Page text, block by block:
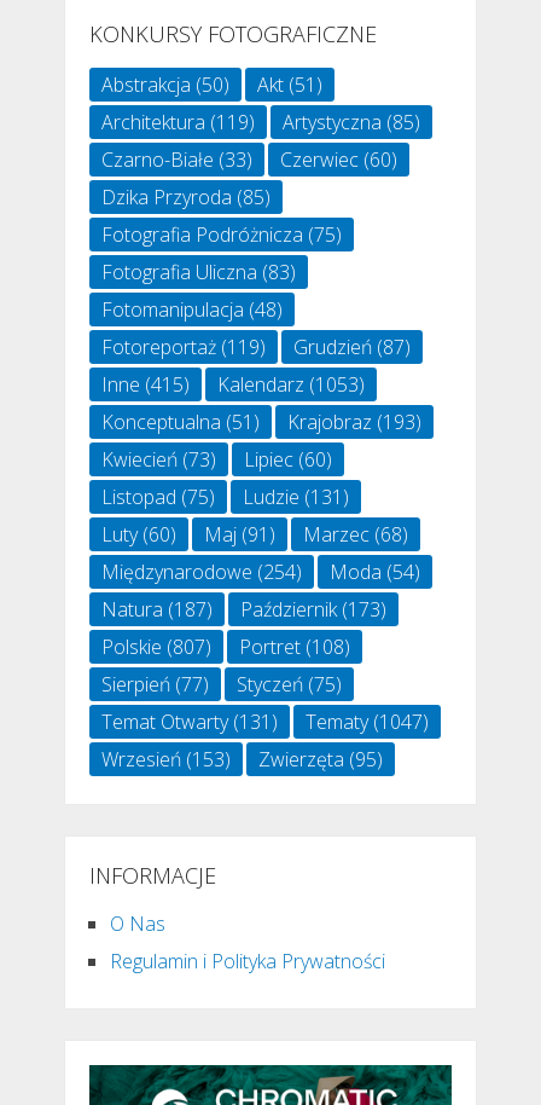
KONKURSY FOTOGRAFICZNE
Abstrakcja (50) Akt(51)
Architektura (119) Artystyczna (85)
Czarno-Białe (33) Czerwiec(60)
Dzika Przyroda (85)
Fotografia Podróżnicza (75)
Fotografia Uliczna (83)
Fotomanipulacja (48)
Fotoreportaż(119) Grudzień(87)
Inne (415) Kalendarz (1053)
Konceptualna (51) Krajobraz (193)
Kwiecień(73) Lipiec(60)
Listopad (75) Ludzie (131)
Luty(60) Maj(91) Marzec(68)
Międzynarodowe (254) Moda (54)
Natura (187) Październik(173)
Polskie (807) Portret(108)
Sierpień(77) Styczeń(75)
Temat Otwarty(131) Tematy(1047)
Wrzesień(153) Zwierzęta (95)
INFORMACJE
O Nas
Regulamin i Polityka Prywatności